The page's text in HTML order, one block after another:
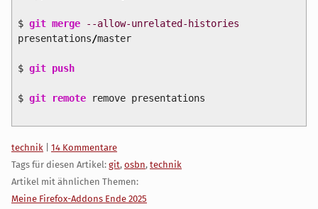
$ git merge
--allow-unrelated-histories
presentations/master
$ git push
$ git remoteremove presentations
Kategorien:
technik
14 Kommentare
Tags für diesen Artikel: git, osbn, technik
Artikel mit ähnlichen Themen:
Meine Firefox-Addons Ende 2025